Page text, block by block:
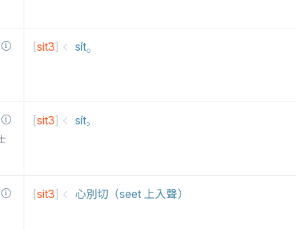
[sit3] sít⸰
[sit3] sít꜆
[sit3] 心別切（seet 上入聲）